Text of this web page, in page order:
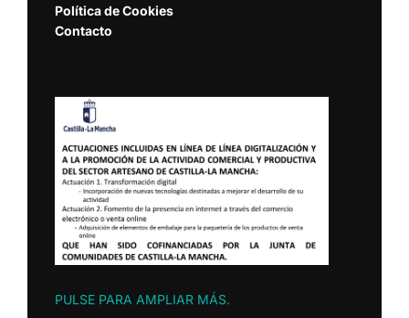
Política de Cookies
Contacto
PULSE PARA AMPLIAR MÁS.